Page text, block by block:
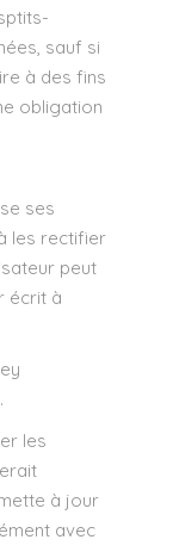
sauf si
à des fins
obligation
ses
les rectifier
peut
écrit à
les
à jour
avec